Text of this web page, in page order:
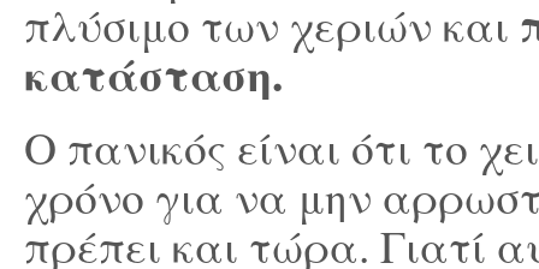
πλύσιμο των χεριών και
κατάσταση.
Ο πανικός είναι ότι το
χρόνο για να μην
πρέπει και τώρα. Γιατί